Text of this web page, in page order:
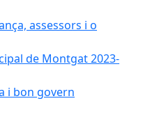
assessors i o
de Montgat 2023-
i bon govern